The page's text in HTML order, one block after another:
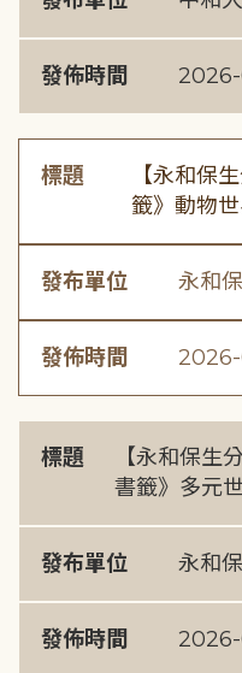
發佈時間
標題
【永和保
籤》動物
發布單位 永和
發佈時間
標題
【永和保生
書籤》多元
發布單位 永和
發佈時間